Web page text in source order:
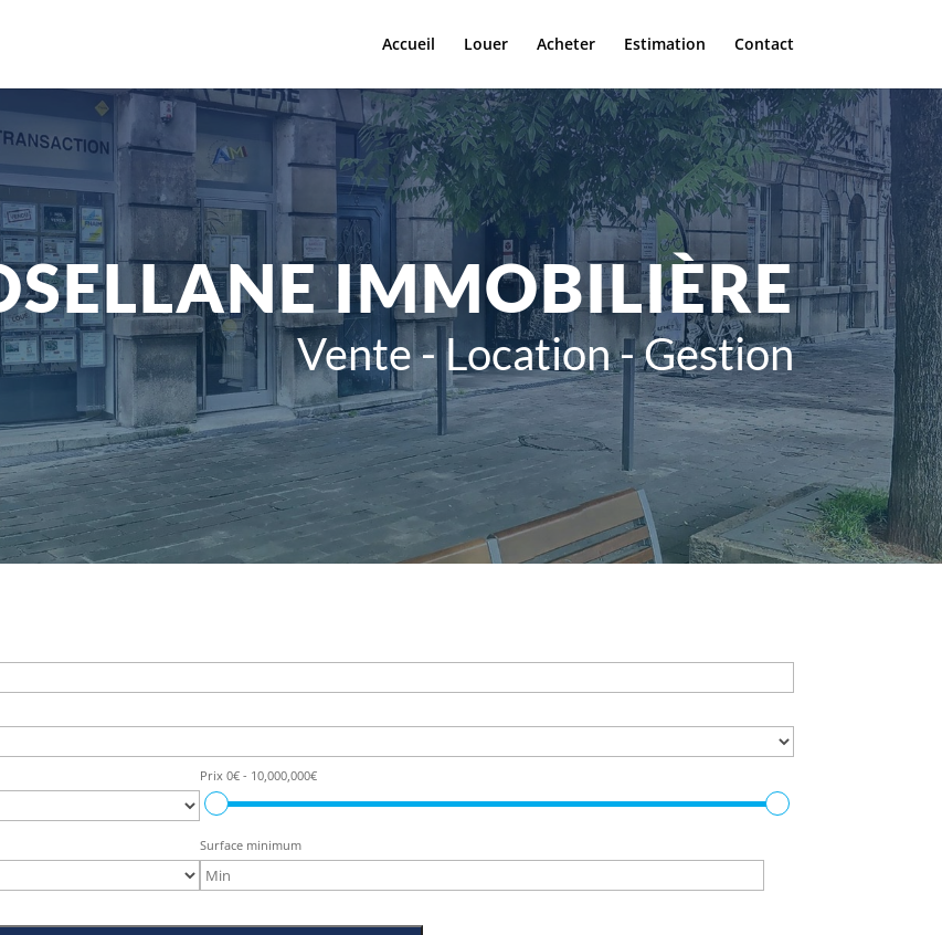
Accueil Louer Acheter Estimation Contact
IMMOBILIÈRE
Vente - Location - Gestion
Prix 0€ - 10,000,000€
Surface minimum